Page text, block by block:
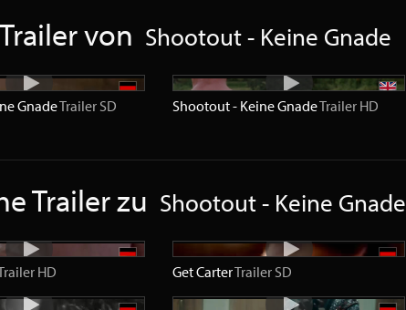
von Shootout - Keine Gnade
GnadeTrailer SD Shootout - Keine GnadeTrailer HD
Trailer zu Shootout - Keine Gnade
HD Get CarterTrailer SD